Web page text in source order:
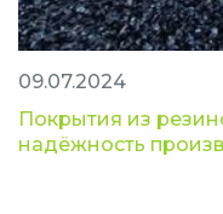
09.07.2024
Покрытия из
надёжность